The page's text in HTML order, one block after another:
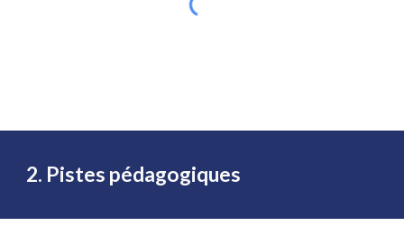
2. Pistes pédagogiques